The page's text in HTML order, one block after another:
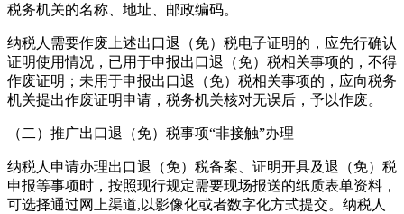
税务机关的名称、地址、邮政编码。
纳税人需要作废上述出口退（免）税电子证明的，应先行确认
证明使用情况，已用于申报出口退（免）税相关事项的，不得
作废证明；未用于申报出口退（免）税相关事项的，应向税务
机关提出作废证明申请，税务机关核对无误后，予以作废。
（二）推广出口退（免）税事项“非接触”办理
纳税人申请办理出口退（免）税备案、证明开具及退（免）税
申报等事项时，按照现行规定需要现场报送的纸质表单资料，
可选择通过网上渠道, 以影像化或者数字化方式提交。纳税人